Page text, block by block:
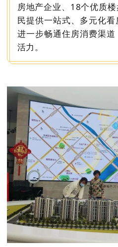
房地产企业、18个优质
民提供一站式、多元化看
进一步畅通住房消费渠
活力。